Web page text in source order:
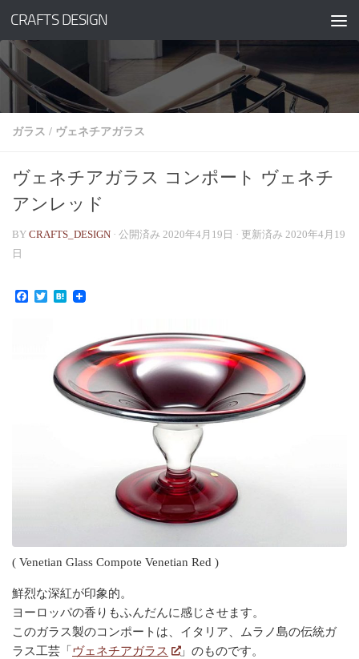
コンテンツへスキップ
CRAFTS DESIGN
ガラス / ヴェネチアガラス
ヴェネチアガラス コンポート ヴェネチ
アンレッド
BY CRAFTS_DESIGN · 公開済み 2020年4月19日 · 更新済み 2020年4月19
日
Facebook
TwitterHatena
( Venetian Glass Compote Venetian Red )
鮮烈な深紅が印象的。
ヨーロッパの香りもふんだんに感じさせます。
このガラス製のコンポートは、イタリア、ムラノ島の伝統ガ
ラス工芸「 ヴェネチアガラス
」のものです。